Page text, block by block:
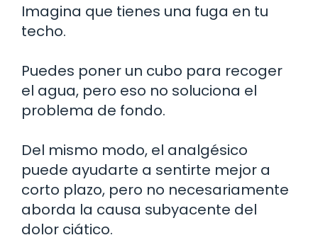
Imagina que tienes una fuga en tu
techo.
Puedes poner un cubo para recoger
el agua, pero eso no soluciona el
problema de fondo.
Del mismo modo, el analgésico
puede ayudarte a sentirte mejor a
corto plazo, pero no necesariamente
aborda la causa subyacente del
dolor ciático.